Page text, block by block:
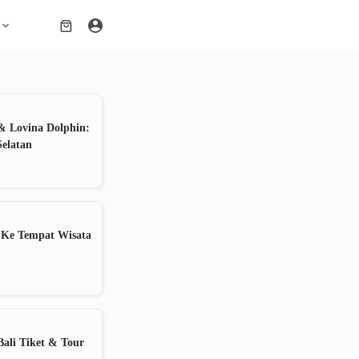
Shopping
Lovina Dolphin:
Tempat Wisata
Tiket & Tour